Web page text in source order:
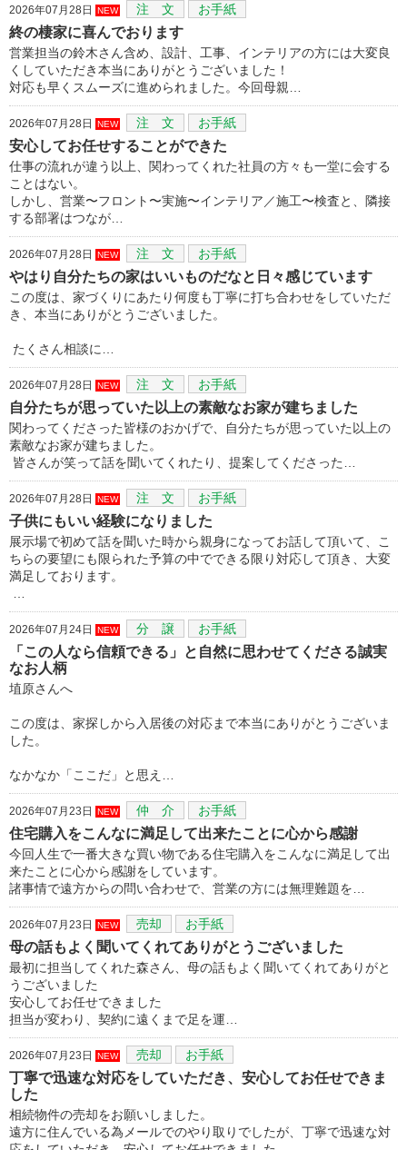
2026年07月28日 NEW 注 文 お手紙
終の棲家に喜んでおります
営業担当の鈴木さん含め、設計、工事、インテリアの方には大変良
くしていただき本当にありがとうございました！
対応も早くスムーズに進められました。今回母親…
2026年07月28日 NEW 注 文 お手紙
安心してお任せすることができた
仕事の流れが違う以上、関わってくれた社員の方々も一堂に会する
ことはない。
しかし、営業〜フロント〜実施〜インテリア／施工〜検査と、隣接
する部署はつなが…
2026年07月28日 NEW 注 文 お手紙
やはり自分たちの家はいいものだなと日々感じています
この度は、家づくりにあたり何度も丁寧に打ち合わせをしていただ
き、本当にありがとうございました。
たくさん相談に…
2026年07月28日 NEW 注 文 お手紙
自分たちが思っていた以上の素敵なお家が建ちました
関わってくださった皆様のおかげで、自分たちが思っていた以上の
素敵なお家が建ちました。
皆さんが笑って話を聞いてくれたり、提案してくださった…
2026年07月28日 NEW 注 文 お手紙
子供にもいい経験になりました
展示場で初めて話を聞いた時から親身になってお話して頂いて、こ
ちらの要望にも限られた予算の中でできる限り対応して頂き、大変
満足しております。
2026年07月24日 NEW 分 譲 お手紙
「この人なら信頼できる」と自然に思わせてくださる誠実
なお人柄
埴原さんへ
この度は、家探しから入居後の対応まで本当にありがとうございま
した。
なかなか「ここだ」と思え…
2026年07月23日 NEW 仲 介 お手紙
住宅購入をこんなに満足して出来たことに心から感謝
今回人生で一番大きな買い物である住宅購入をこんなに満足して出
来たことに心から感謝をしています。
諸事情で遠方からの問い合わせで、営業の方には無理難題を…
2026年07月23日 NEW 売却 お手紙
母の話もよく聞いてくれてありがとうございました
最初に担当してくれた森さん、母の話もよく聞いてくれてありがと
うございました
安心してお任せできました
担当が変わり、契約に遠くまで足を運…
2026年07月23日 NEW 売却 お手紙
丁寧で迅速な対応をしていただき、安心してお任せできま
した
相続物件の売却をお願いしました。
遠方に住んでいる為メールでのやり取りでしたが、丁寧で迅速な対